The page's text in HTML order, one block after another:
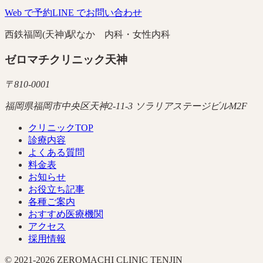
Web で予約LINE でお問い合わせ
西鉄福岡(天神)駅なか 内科・女性内科
ゼロマチクリニック天神
〒810-0001
福岡県福岡市中央区天神2-11-3 ソラリアステージビルM2F
クリニックTOP
診療内容
よくある質問
料金表
お知らせ
お役立ち記事
各種ご案内
おすすめ医療機関
アクセス
採用情報
© 2021-2026 ZEROMACHI CLINIC TENJIN